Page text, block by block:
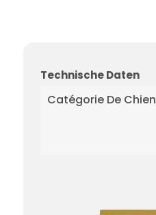
Technische Daten
Catégorie De Chien